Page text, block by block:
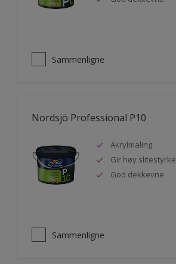
Sammenligne
Nordsjö Professional P10
Akrylmaling
Gir høy slitestyrke
God dekkevne
Sammenligne